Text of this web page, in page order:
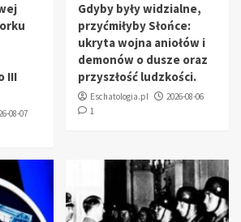
III
08-07
Gdyby były widzialne,
przyćmiłyby Słońce:
ukryta wojna aniołów i
demonów o dusze oraz
przyszłość ludzkości.
Eschatologia.pl
2026-08-06
1